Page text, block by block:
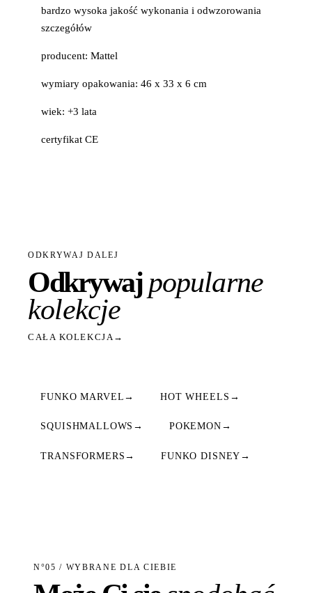
bardzo wysoka jakość wykonania i odwzorowania
szczegółów
producent: Mattel
wymiary opakowania: 46 x 33 x 6 cm
wiek: +3 lata
certyfikat CE
ODKRYWAJ DALEJ
Odkrywajpopularne
kolekcje
CAŁA KOLEKCJA→
FUNKO MARVEL → HOT WHEELS →
SQUISHMALLOWS → POKEMON →
TRANSFORMERS → FUNKO DISNEY →
N°05 / WYBRANE DLA CIEBIE